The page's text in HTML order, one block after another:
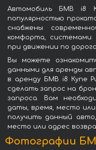
Автомобиль БМВ i8
популярностью
снабжены
комфорта, системами
при движении по
Вы можете
данными для аренды
в аренду БМВ i8 Купе
сделать запрос на
запроса. Вам
даты, время, место
получить данный
место или адрес
Фотографии